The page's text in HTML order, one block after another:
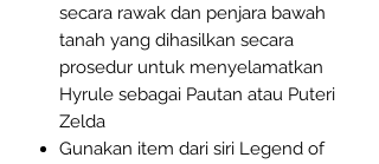
secara rawak dan penjara bawah
tanah yang dihasilkan secara
prosedur untuk menyelamatkan
Hyrule sebagai Pautan atau Puteri
Zelda
Gunakan item dari siri Legend of